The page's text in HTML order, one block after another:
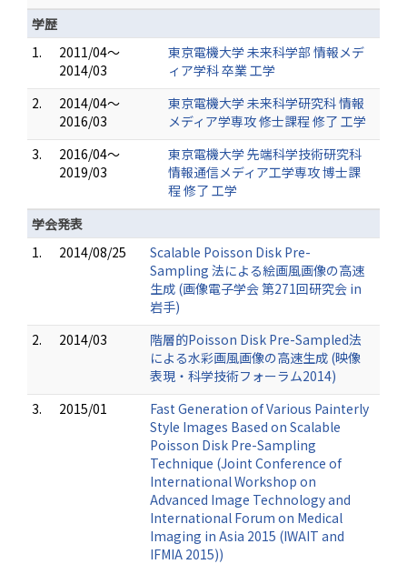
学歴
1.
2011/04～
2014/03
東京電機大学 未来科学部 情報メデ
ィア学科 卒業 工学
2.
2014/04～
2016/03
東京電機大学 未来科学研究科 情報
メディア学専攻 修士課程 修了 工学
3.
2016/04～
2019/03
東京電機大学 先端科学技術研究科
情報通信メディア工学専攻 博士課
程 修了 工学
学会発表
1.
2014/08/25
Scalable Poisson Disk Pre-
Sampling 法による絵画風画像の高速
生成 (画像電子学会 第271回研究会 in
岩手)
2.
2014/03
階層的Poisson Disk Pre-Sampled法
による水彩画風画像の高速生成 (映像
表現・科学技術フォーラム2014)
3.
2015/01
Fast Generation of Various Painterly
Style Images Based on Scalable
Poisson Disk Pre-Sampling
Technique (Joint Conference of
International Workshop on
Advanced Image Technology and
International Forum on Medical
Imaging in Asia 2015 (IWAIT and
IFMIA 2015))